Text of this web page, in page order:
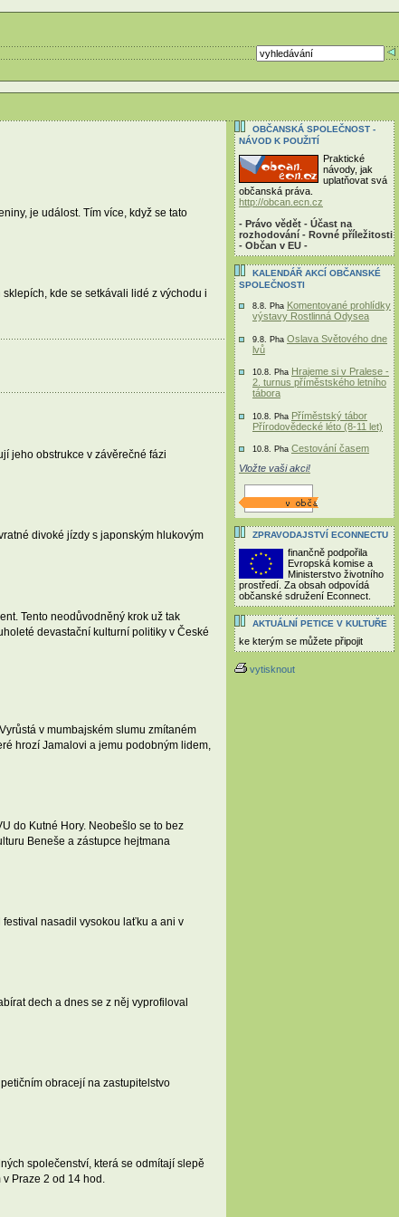
je událost. Tím více, když se tato
kde se setkávali lidé z východu i
jeho obstrukce v závěrečné fázi
divoké jízdy s japonským hlukovým
Tento neodůvodněný krok už tak
devastační kulturní politiky v České
v mumbajském slumu zmítaném
hrozí Jamalovi a jemu podobným lidem,
do Kutné Hory. Neobešlo se to bez
Beneše a zástupce hejtmana
nasadil vysokou laťku a ani v
dech a dnes se z něj vyprofiloval
obracejí na zastupitelstvo
společenství, která se odmítají slepě
Praze 2 od 14 hod.
OBČANSKÁ SPOLEČNOST -
NÁVOD K POUŽITÍ
Praktické
návody, jak
uplatňovat svá
občanská práva.
http://obcan.ecn.cz
- Právo vědět - Účast na
rozhodování - Rovné příležitosti
- Občan v EU -
KALENDÁŘ AKCÍ OBČANSKÉ
SPOLEČNOSTI
8.8. Pha Komentované prohlídky
výstavy Rostlinná Odysea
9.8. Pha Oslava Světového dne
lvů
10.8. Pha Hrajeme si v Pralese -
2. turnus příměstského letního
tábora
10.8. Pha Příměstský tábor
Přírodovědecké léto (8-11 let)
10.8. Pha Cestování časem
Vložte vaši akci!
ZPRAVODAJSTVÍ ECONNECTU
finančně podpořila
Evropská komise a
Ministerstvo životního
prostředí. Za obsah odpovídá
občanské sdružení Econnect.
AKTUÁLNÍ PETICE V KULTUŘE
ke kterým se můžete připojit
vytisknout